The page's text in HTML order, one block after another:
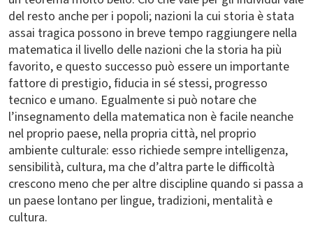
del resto anche per i popoli; nazioni la cui storia è stata
assai tragica possono in breve tempo raggiungere nella
matematica il livello delle nazioni che la storia ha più
favorito, e questo successo può essere un importante
fattore di prestigio, fiducia in sé stessi, progresso
tecnico e umano. Egualmente si può notare che
l’insegnamento della matematica non è facile neanche
nel proprio paese, nella propria città, nel proprio
ambiente culturale: esso richiede sempre intelligenza,
sensibilità, cultura, ma che d’altra parte le difficoltà
crescono meno che per altre discipline quando si passa a
un paese lontano per lingue, tradizioni, mentalità e
cultura.